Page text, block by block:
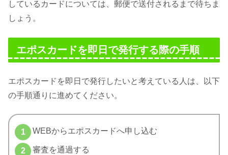
しているカードについては、郵便で送付されるまで待ちま
しょう。
エポスカードを即日で発行する際の手順
エポスカードを即日で発行したいと考えている人は、以下
の手順通りに進めてください。
WEBからエポスカードへ申し込む
審査を通過する